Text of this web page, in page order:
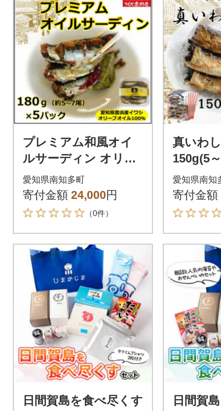
プレミアム和風オイ
ルサーディン オリー
ブオイル入り 180g(5
～7尾)×5P 豊浜産イワ
シ
愛知県南知多町
寄付金額 24,000円
（0件）
真いわ
150g(5
産イワ
道
愛知県南知
寄付金額
日間賀島を食べ尽くす
日間賀